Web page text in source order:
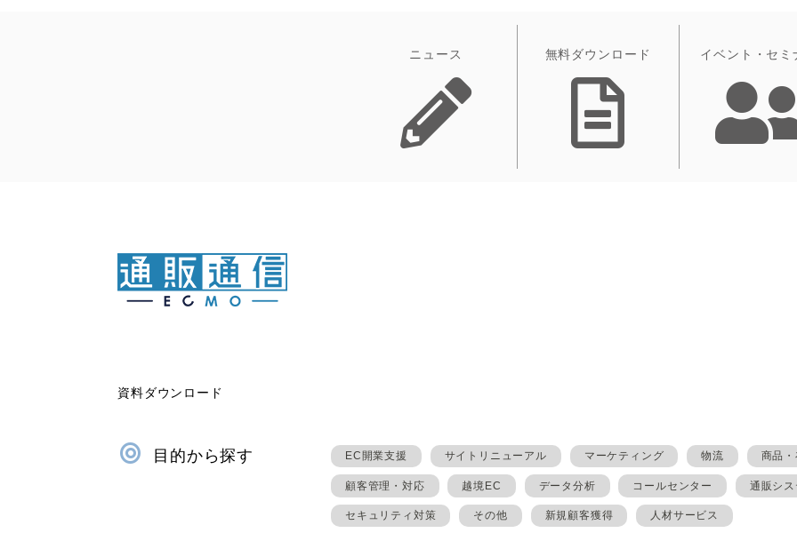
ニュース 無料ダウンロード イベント・セミ
資料ダウンロード
目的から探す EC開業支援 サイトリニューアル マーケティング 物流 商品
顧客管理・対応 越境EC データ分析 コールセンター 通販シ
セキュリティ対策 その他 新規顧客獲得 人材サービス